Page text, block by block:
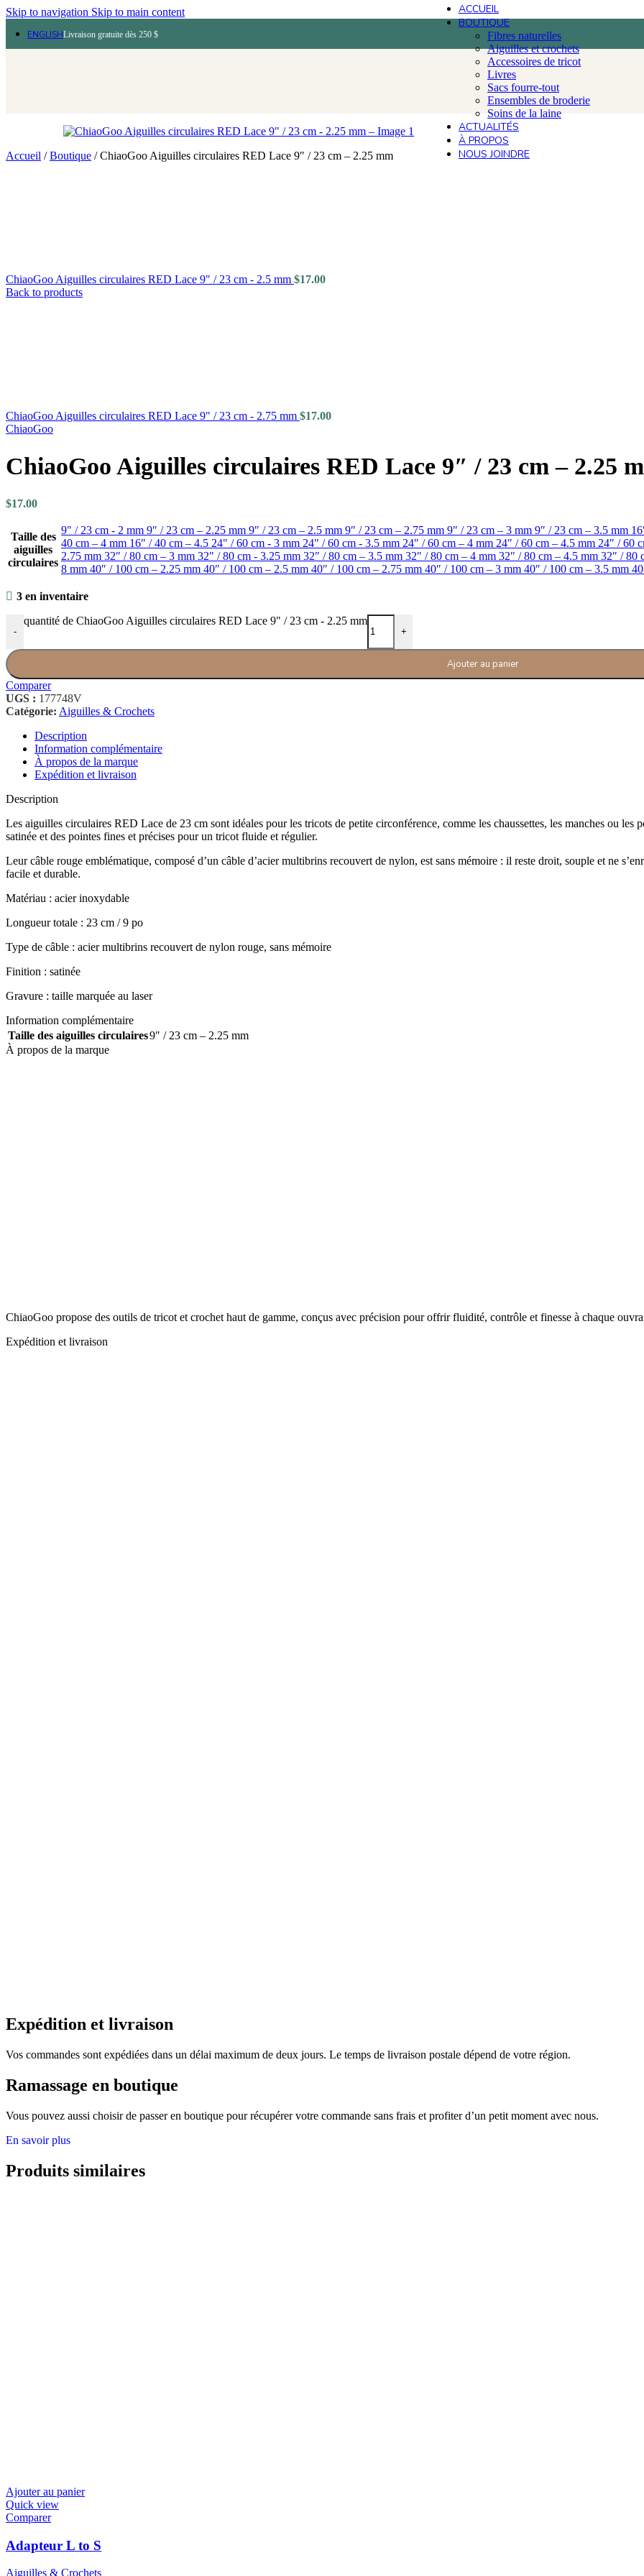
Skip to navigation Skip to main content
ENGLISHLivraison gratuite dès 250 $
ACCUEIL
BOUTIQUE
Fibres naturelles
Aiguilles et crochets
Accessoires de tricot
Livres
Sacs fourre-tout
Ensembles de broderie
Soins de la laine
ACTUALITÉS
À PROPOS
NOUS JOINDRE
Accueil /Boutique /ChiaoGoo Aiguilles circulaires RED Lace 9″ / 23 cm – 2.25 mm
ChiaoGoo Aiguilles circulaires RED Lace 9" / 23 cm - 2.5 mm $17.00
Back to products
ChiaoGoo Aiguilles circulaires RED Lace 9" / 23 cm - 2.75 mm $17.00
ChiaoGoo
ChiaoGoo Aiguilles circulaires RED Lace 9″ / 23 cm – 2.25
$17.00
Taille des
aiguilles
circulaires
9" / 23 cm - 2 mm 9″ / 23 cm – 2.25 mm 9″ / 23 cm – 2.5 mm 9″ / 23 cm – 2.75 mm 9″ / 23 cm – 3 mm 9″ / 23 cm – 3.5 mm
40 cm – 4 mm 16″ / 40 cm – 4.5 24" / 60 cm - 3 mm 24" / 60 cm - 3.5 mm 24″ / 60 cm – 4 mm 24″ / 60 cm – 4.5 mm 24″ / 60
2.75 mm 32″ / 80 cm – 3 mm 32" / 80 cm - 3.25 mm 32″ / 80 cm – 3.5 mm 32″ / 80 cm – 4 mm 32″ / 80 cm – 4.5 mm 32″ / 80
8 mm 40″ / 100 cm – 2.25 mm 40″ / 100 cm – 2.5 mm 40″ / 100 cm – 2.75 mm 40″ / 100 cm – 3 mm 40″ / 100 cm – 3.5 mm
3 en inventaire
-
quantité de ChiaoGoo Aiguilles circulaires RED Lace 9" / 23 cm - 2.25 mm
+
Ajouter au panier
Comparer
UGS : 177748V
Catégorie: Aiguilles & Crochets
Description
Information complémentaire
À propos de la marque
Expédition et livraison
Description
Les aiguilles circulaires RED Lace de 23 cm sont idéales pour les tricots de petite circonférence, comme les chaussettes, les manches ou
satinée et des pointes fines et précises pour un tricot fluide et régulier.
Leur câble rouge emblématique, composé d’un câble d’acier multibrins recouvert de nylon, est sans mémoire : il reste droit, souple et ne
facile et durable.
Matériau : acier inoxydable
Longueur totale : 23 cm / 9 po
Type de câble : acier multibrins recouvert de nylon rouge, sans mémoire
Finition : satinée
Gravure : taille marquée au laser
Information complémentaire
Taille des aiguilles circulaires9″ / 23 cm – 2.25 mm
À propos de la marque
ChiaoGoo propose des outils de tricot et crochet haut de gamme, conçus avec précision pour offrir fluidité, contrôle et finesse à chaque
Expédition et livraison
Expédition et livraison
Vos commandes sont expédiées dans un délai maximum de deux jours. Le temps de livraison postale dépend de votre région.
Ramassage en boutique
Vous pouvez aussi choisir de passer en boutique pour récupérer votre commande sans frais et profiter d’un petit moment avec nous.
En savoir plus
Produits similaires
Ajouter au panier
Quick view
Comparer
Adapteur L to S
Aiguilles & Crochets